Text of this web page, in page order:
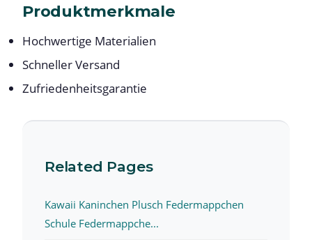
Produktmerkmale
Hochwertige Materialien
Schneller Versand
Zufriedenheitsgarantie
Related Pages
Kawaii Kaninchen Plusch Federmappchen
Schule Federmappche...